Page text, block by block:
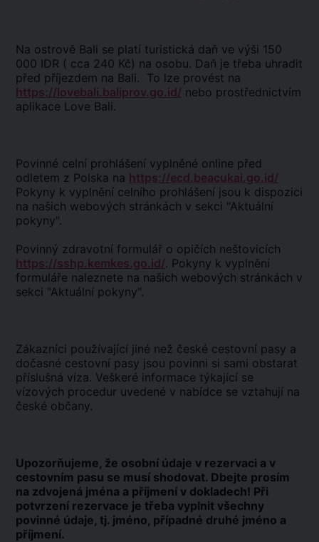
Na ostrově Bali se platí turistická daň ve výši 150
000 IDR ( cca 240 Kč) na osobu. Daň je třeba uhradit
před příjezdem na Bali. To lze provést na
https://lovebali.baliprov.go.id/ nebo prostřednictvím
aplikace Love Bali.
Povinné celní prohlášení vyplněné online před
odletem z Polska na https://ecd.beacukai.go.id/
Pokyny k vyplnění celního prohlášení jsou k dispozici
na našich webových stránkách v sekci "Aktuální
pokyny".
Povinný zdravotní formulář o opičích neštovicích
https://sshp.kemkes.go.id/. Pokyny k vyplnění
formuláře naleznete na našich webových stránkách v
sekci "Aktuální pokyny".
Zákazníci používající jiné než české cestovní pasy a
dočasné cestovní pasy jsou povinni si sami obstarat
příslušná víza. Veškeré informace týkající se
vízových procedur uvedené v nabídce se vztahují na
české občany.
Upozorňujeme, že osobní údaje v rezervaci a v
cestovním pasu se musí shodovat. Dbejte prosím
na zdvojená jména a příjmení v dokladech! Při
potvrzení rezervace je třeba vyplnit všechny
povinné údaje, tj. jméno, případné druhé jméno a
příjmení.